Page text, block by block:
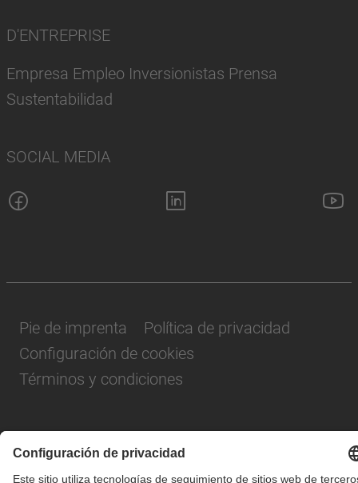
D'ENTREPRISE
Empresa Empleo Inversionistas Prensa
Sustentabilidad
SOCIAL MEDIA
© SAF-HOLLAND SE
Pie de imprenta
Política de privacidad
Configuración de cookies
Términos y condiciones